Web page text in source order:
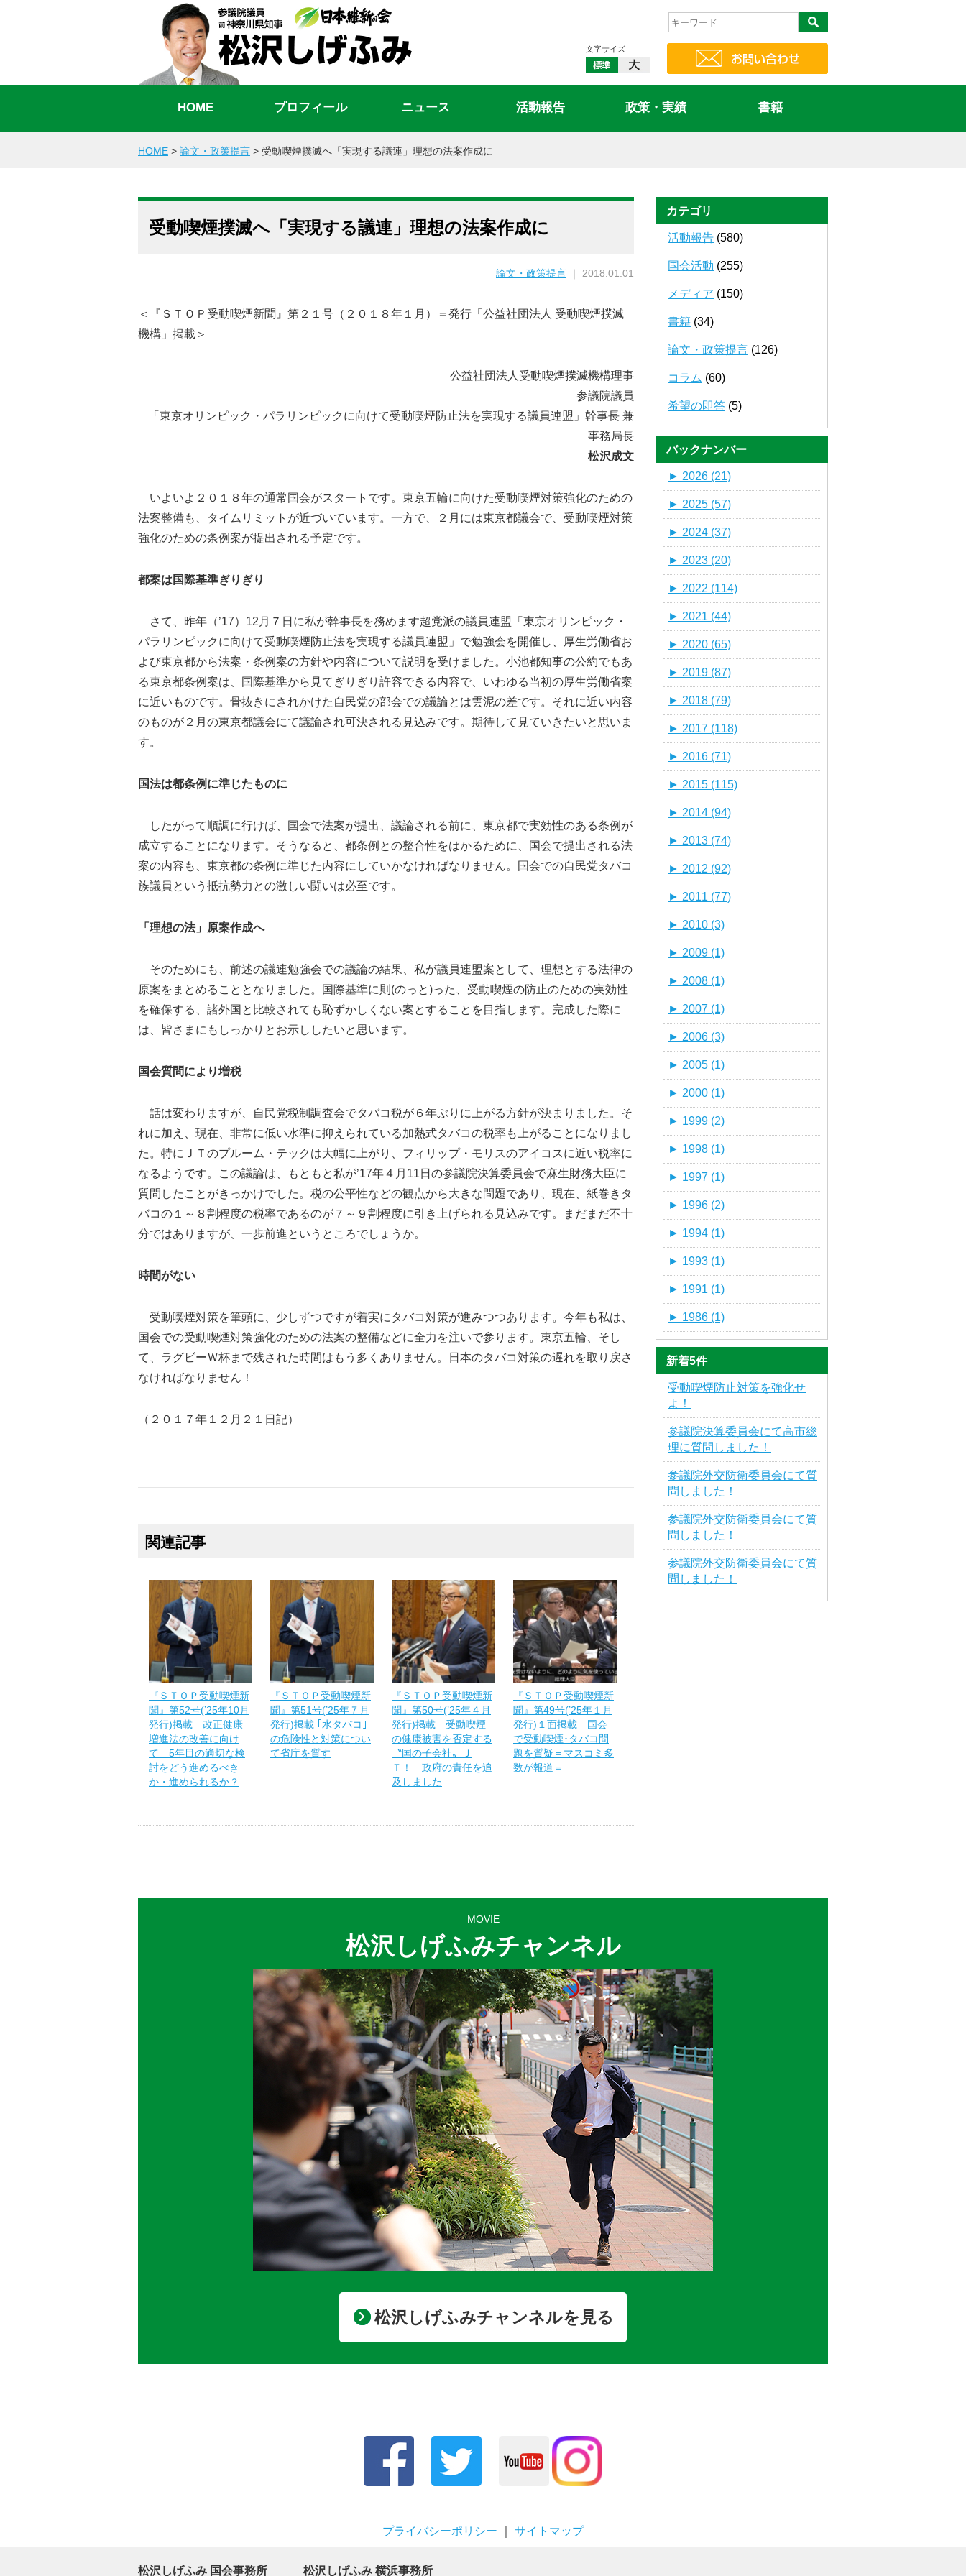
文字サイズ
HOME プロフィール ニュース 活動報告 政策・実績 書籍
HOME > 論文・政策提言 > 受動喫煙撲滅へ「実現する議連」理想の法案作成に
受動喫煙撲滅へ「実現する議連」理想の法案作成に
論文・政策提言 ｜ 2018.01.01
＜『ＳＴＯＰ受動喫煙新聞』第２１号（２０１８年１月）＝発行「公益社団法人 受動喫煙撲滅
機構」掲載＞
公益社団法人受動喫煙撲滅機構理事
参議院議員
「東京オリンピック・パラリンピックに向けて受動喫煙防止法を実現する議員連盟」幹事長 兼
事務局長
松沢成文
いよいよ２０１８年の通常国会がスタートです。東京五輪に向けた受動喫煙対策強化のための
法案整備も、タイムリミットが近づいています。一方で、２月には東京都議会で、受動喫煙対策
強化のための条例案が提出される予定です。
都案は国際基準ぎりぎり
さて、昨年（’17）12月７日に私が幹事長を務めます超党派の議員連盟「東京オリンピック・
パラリンピックに向けて受動喫煙防止法を実現する議員連盟」で勉強会を開催し、厚生労働省お
よび東京都から法案・条例案の方針や内容について説明を受けました。小池都知事の公約でもあ
る東京都条例案は、国際基準から見てぎりぎり許容できる内容で、いわゆる当初の厚生労働省案
に近いものです。骨抜きにされかけた自民党の部会での議論とは雲泥の差です。それに近い内容
のものが２月の東京都議会にて議論され可決される見込みです。期待して見ていきたいと思いま
す。
国法は都条例に準じたものに
したがって順調に行けば、国会で法案が提出、議論される前に、東京都で実効性のある条例が
成立することになります。そうなると、都条例との整合性をはかるために、国会で提出される法
案の内容も、東京都の条例に準じた内容にしていかなければなりません。国会での自民党タバコ
族議員という抵抗勢力との激しい闘いは必至です。
「理想の法」原案作成へ
そのためにも、前述の議連勉強会での議論の結果、私が議員連盟案として、理想とする法律の
原案をまとめることとなりました。国際基準に則(のっと)った、受動喫煙の防止のための実効性
を確保する、諸外国と比較されても恥ずかしくない案とすることを目指します。完成した際に
は、皆さまにもしっかりとお示ししたいと思います。
国会質問により増税
話は変わりますが、自民党税制調査会でタバコ税が６年ぶりに上がる方針が決まりました。そ
れに加え、現在、非常に低い水準に抑えられている加熱式タバコの税率も上がることになりまし
た。特にＪＴのプルーム・テックは大幅に上がり、フィリップ・モリスのアイコスに近い税率に
なるようです。この議論は、もともと私が’17年４月11日の参議院決算委員会で麻生財務大臣に
質問したことがきっかけでした。税の公平性などの観点から大きな問題であり、現在、紙巻きタ
バコの１～８割程度の税率であるのが７～９割程度に引き上げられる見込みです。まだまだ不十
分ではありますが、一歩前進というところでしょうか。
時間がない
受動喫煙対策を筆頭に、少しずつですが着実にタバコ対策が進みつつあります。今年も私は、
国会での受動喫煙対策強化のための法案の整備などに全力を注いで参ります。東京五輪、そし
て、ラグビーＷ杯まで残された時間はもう多くありません。日本のタバコ対策の遅れを取り戻さ
なければなりません！
（２０１７年１２月２１日記）
関連記事
『ＳＴＯＰ受動喫煙新
聞』第52号(’25年10月
発行)掲載 改正健康
増進法の改善に向け
て 5年目の適切な検
討をどう進めるべき
か・進められるか？
『ＳＴＯＰ受動喫煙新
聞』第51号(’25年７月
発行)掲載 ｢水タバコ｣
の危険性と対策につい
て省庁を質す
『ＳＴＯＰ受動喫煙新
聞』第50号(’25年４月
発行)掲載 受動喫煙
の健康被害を否定する
〝国の子会社〟Ｊ
Ｔ！ 政府の責任を追
及しました
『ＳＴＯＰ受動喫煙新
聞』第49号(’25年１月
発行)１面掲載 国会
で受動喫煙･タバコ問
題を質疑＝マスコミ多
数が報道＝
カテゴリ
活動報告 (580)
国会活動 (255)
メディア (150)
書籍 (34)
論文・政策提言 (126)
コラム (60)
希望の即答 (5)
バックナンバー
► 2026 (21)
► 2025 (57)
► 2024 (37)
► 2023 (20)
► 2022 (114)
► 2021 (44)
► 2020 (65)
► 2019 (87)
► 2018 (79)
► 2017 (118)
► 2016 (71)
► 2015 (115)
► 2014 (94)
► 2013 (74)
► 2012 (92)
► 2011 (77)
► 2010 (3)
► 2009 (1)
► 2008 (1)
► 2007 (1)
► 2006 (3)
► 2005 (1)
► 2000 (1)
► 1999 (2)
► 1998 (1)
► 1997 (1)
► 1996 (2)
► 1994 (1)
► 1993 (1)
► 1991 (1)
► 1986 (1)
新着5件
受動喫煙防止対策を強化せ
よ！
参議院決算委員会にて高市総
理に質問しました！
参議院外交防衛委員会にて質
問しました！
参議院外交防衛委員会にて質
問しました！
参議院外交防衛委員会にて質
問しました！
MOVIE
松沢しげふみチャンネル
松沢しげふみチャンネルを見る
プライバシーポリシー サイトマップ
松沢しげふみ 国会事務所 松沢しげふみ 横浜事務所